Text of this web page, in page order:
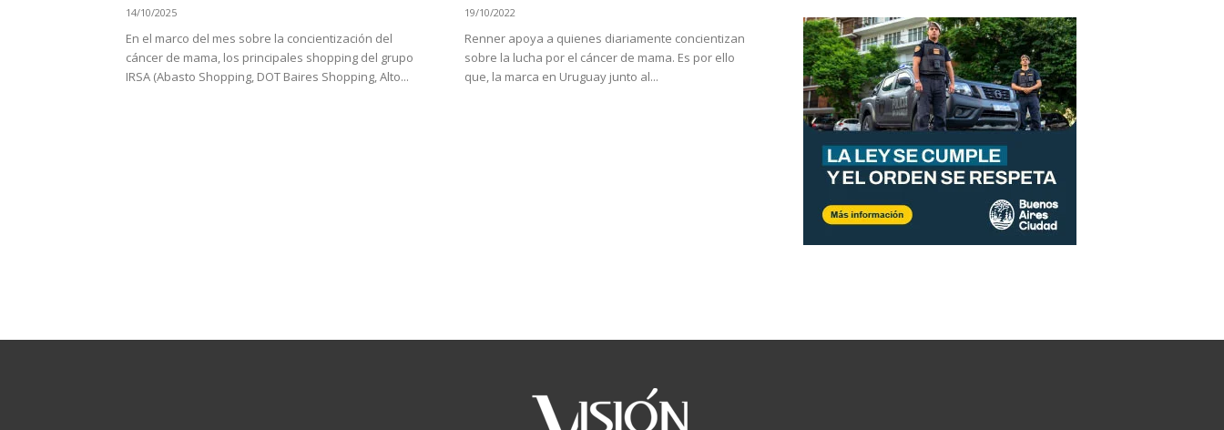
14/10/2025
En el marco del mes sobre la concientización del
cáncer de mama, los principales shopping del grupo
IRSA (Abasto Shopping, DOT Baires Shopping, Alto...
19/10/2022
Renner apoya a quienes diariamente concientizan
sobre la lucha por el cáncer de mama. Es por ello
que, la marca en Uruguay junto al...